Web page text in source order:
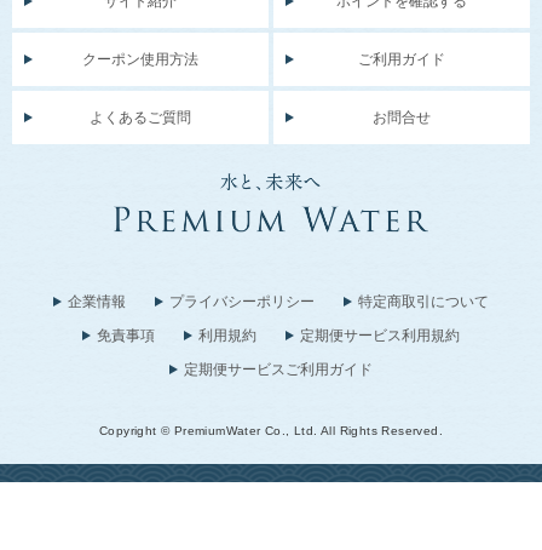
クーポン使用方法 ご利用ガイド
よくあるご質問 お問合せ
企業情報 プライバシーポリシー
特定商取引について
免責事項
利用規約
定期便サービス利用規約
定期便サービスご利用ガイド
Copyright © PremiumWater Co., Ltd. All Rights Reserved.